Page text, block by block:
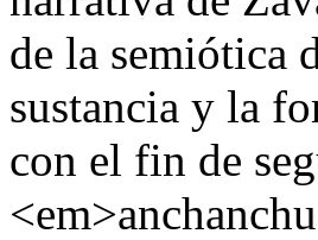
de la semiótica
sustancia y la
con el fin de